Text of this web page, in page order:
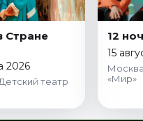
Стране
2026
театр
12
15
«Мир»